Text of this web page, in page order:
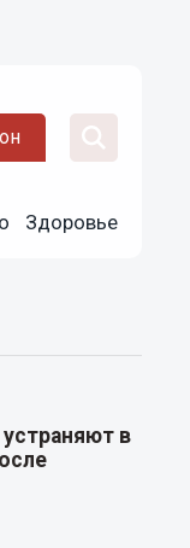
Здоровье
устраняют в